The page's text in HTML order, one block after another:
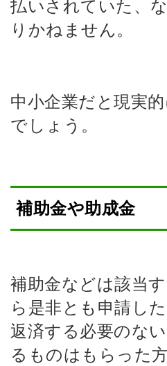
りかねません。
中小企業だと現実
でしょう。
補助金や助成金
補助金などは該当
ら是非とも申請し
返済する必要のな
るものはもらった